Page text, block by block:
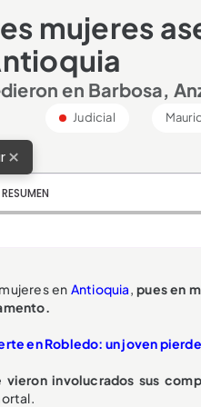
mujeres
en Barbosa,
Judicial
×
en Antioquia, pues en
en Robledo: un joven
vieron involucrados sus